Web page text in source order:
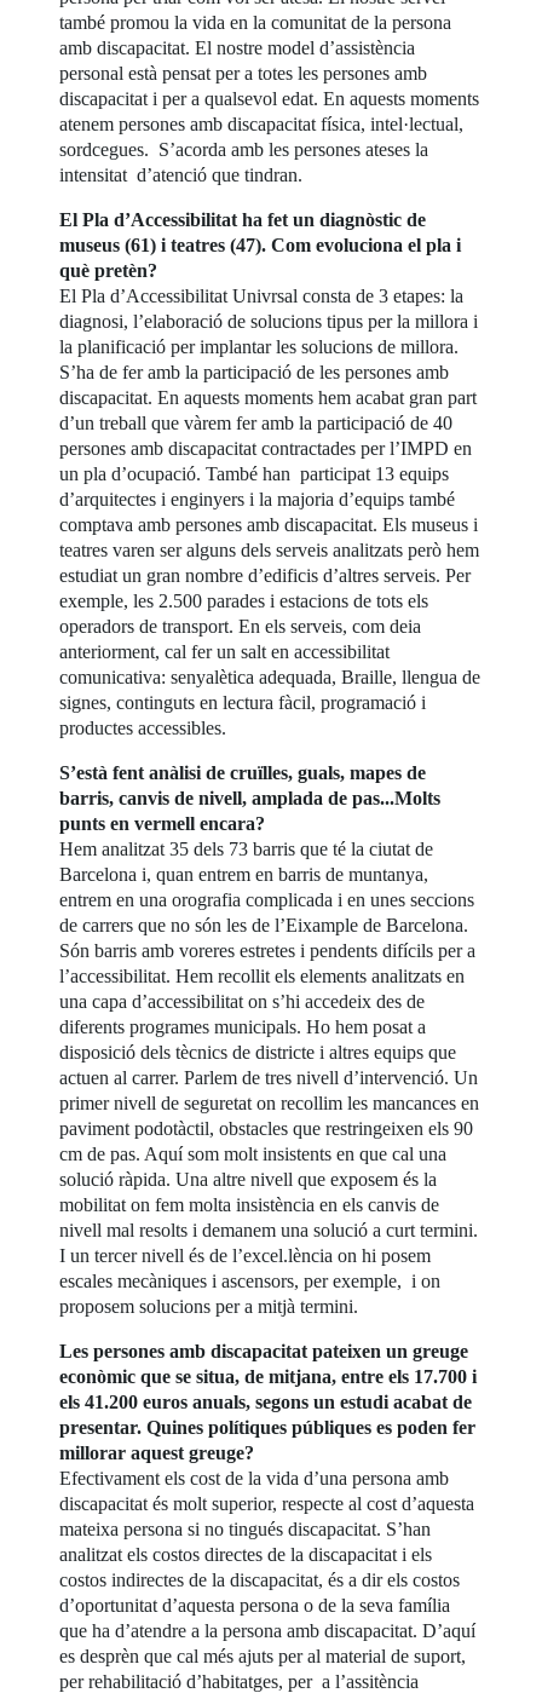
també promou la vida en la comunitat de la persona
amb discapacitat. El nostre model d’assistència
personal està pensat per a totes les persones amb
discapacitat i per a qualsevol edat. En aquests moments
atenem persones amb discapacitat física, intel·lectual,
sordcegues. S’acorda amb les persones ateses la
intensitat d’atenció que tindran.
El Pla d’Accessibilitat ha fet un diagnòstic de
museus (61) i teatres (47). Com evoluciona el pla i
què pretèn?
El Pla d’Accessibilitat Univrsal consta de 3 etapes: la
diagnosi, l’elaboració de solucions tipus per la millora i
la planificació per implantar les solucions de millora.
S’ha de fer amb la participació de les persones amb
discapacitat. En aquests moments hem acabat gran part
d’un treball que vàrem fer amb la participació de 40
persones amb discapacitat contractades per l’IMPD en
un pla d’ocupació. També han participat 13 equips
d’arquitectes i enginyers i la majoria d’equips també
comptava amb persones amb discapacitat. Els museus i
teatres varen ser alguns dels serveis analitzats però hem
estudiat un gran nombre d’edificis d’altres serveis. Per
exemple, les 2.500 parades i estacions de tots els
operadors de transport. En els serveis, com deia
anteriorment, cal fer un salt en accessibilitat
comunicativa: senyalètica adequada, Braille, llengua de
signes, continguts en lectura fàcil, programació i
productes accessibles.
S’està fent anàlisi de cruïlles, guals, mapes de
barris, canvis de nivell, amplada de pas...Molts
punts en vermell encara?
Hem analitzat 35 dels 73 barris que té la ciutat de
Barcelona i, quan entrem en barris de muntanya,
entrem en una orografia complicada i en unes seccions
de carrers que no són les de l’Eixample de Barcelona.
Són barris amb voreres estretes i pendents difícils per a
l’accessibilitat. Hem recollit els elements analitzats en
una capa d’accessibilitat on s’hi accedeix des de
diferents programes municipals. Ho hem posat a
disposició dels tècnics de districte i altres equips que
actuen al carrer. Parlem de tres nivell d’intervenció. Un
primer nivell de seguretat on recollim les mancances en
paviment podotàctil, obstacles que restringeixen els 90
cm de pas. Aquí som molt insistents en que cal una
solució ràpida. Una altre nivell que exposem és la
mobilitat on fem molta insistència en els canvis de
nivell mal resolts i demanem una solució a curt termini.
I un tercer nivell és de l’excel.lència on hi posem
escales mecàniques i ascensors, per exemple, i on
proposem solucions per a mitjà termini.
Les persones amb discapacitat pateixen un greuge
econòmic que se situa, de mitjana, entre els 17.700 i
els 41.200 euros anuals, segons un estudi acabat de
presentar. Quines polítiques públiques es poden fer
millorar aquest greuge?
Efectivament els cost de la vida d’una persona amb
discapacitat és molt superior, respecte al cost d’aquesta
mateixa persona si no tingués discapacitat. S’han
analitzat els costos directes de la discapacitat i els
costos indirectes de la discapacitat, és a dir els costos
d’oportunitat d’aquesta persona o de la seva família
que ha d’atendre a la persona amb discapacitat. D’aquí
es desprèn que cal més ajuts per al material de suport,
per rehabilitació d’habitatges, per a l’assitència